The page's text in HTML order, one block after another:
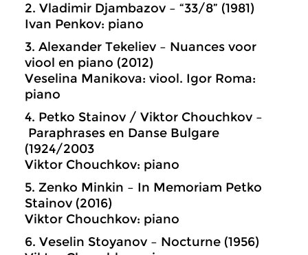
2. Vladimir Djambazov – “33/8” (1981)
Ivan Penkov: piano
3. Alexander Tekeliev – Nuances voor
viool en piano (2012)
Veselina Manikova: viool. Igor Roma:
piano
4. Petko Stainov / Viktor Chouchkov –
Paraphrases en Danse Bulgare
(1924/2003
Viktor Chouchkov: piano
5. Zenko Minkin – In Memoriam Petko
Stainov (2016)
Viktor Chouchkov: piano
6. Veselin Stoyanov – Nocturne (1956)